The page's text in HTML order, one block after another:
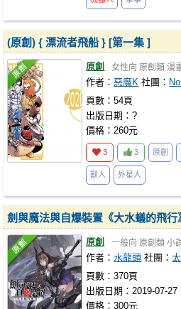
(原創) { 漂流者飛船 } [第一集 ]
原創 女性向 原創類 漫
作者：惡魔K 社團：
頁數：54頁
出版日期：?
價格：260元
3 3 原創
獸人 外星人
劍與魔法與自爆裝置《大水蟻的飛行
原創 一般向 原創類 小
作者：水龍頭 社團：
頁數：370頁
出版日期：2019-07-27
價格：300元